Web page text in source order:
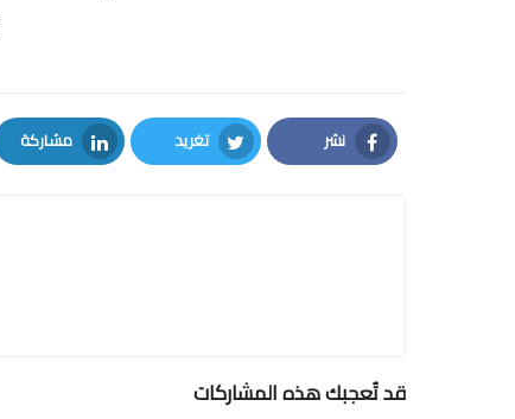
نشر
Facebook
تغريد
Twitter
مشاركة
LinkedIn
قد تُعجبك هذه المشاركات